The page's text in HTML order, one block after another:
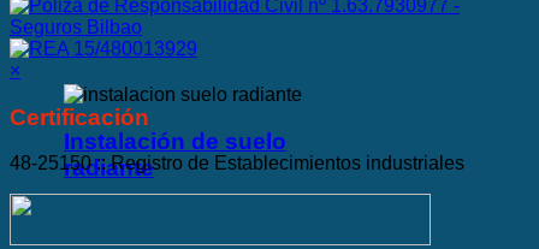
Instalación de suelo
radiante
×
Certificación
48-25150 :: Registro de Establecimientos industriales